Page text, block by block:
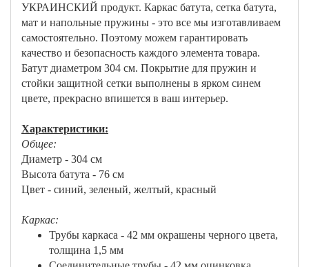
УКРАИНСКИЙ продукт. Каркас батута, сетка батута,
мат и напольные пружины - это все мы изготавливаем
самостоятельно. Поэтому можем гарантировать
качество и безопасность каждого элемента товара.
Батут диаметром 304 см. Покрытие для пружин и
стойки защитной сетки выполнены в ярком синем
цвете, прекрасно впишется в ваш интерьер.
Характеристики:
Общее:
Диаметр - 304 см
Высота батута - 76 см
Цвет - синий, зеленый, желтый, красный
Каркас:
Трубы каркаса - 42 мм окрашены черного цвета,
толщина 1,5 мм